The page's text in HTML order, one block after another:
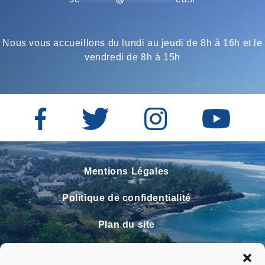
Nous vous accueillons du lundi au jeudi de 8h à 16h et le
vendredi de 8h à 15h
Mentions Légales
Politique de confidentialité
Plan du site